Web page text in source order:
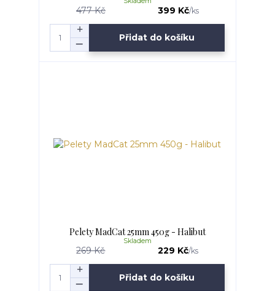
477 Kč 399 Kč/ks
Přidat do košíku
Pelety MadCat 25mm 450g - Halibut
269 Kč 229 Kč/ks
Skladem
Přidat do košíku